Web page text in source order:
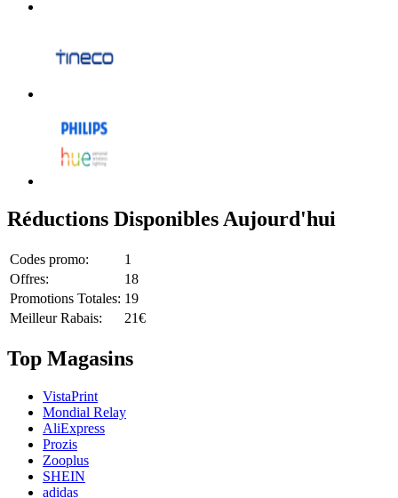
Réductions Disponibles Aujourd'hui
Codes promo:
1
Offres:
18
Promotions Totales: 19
Meilleur Rabais:
21€
Top Magasins
VistaPrint
Mondial Relay
AliExpress
Prozis
Zooplus
SHEIN
adidas